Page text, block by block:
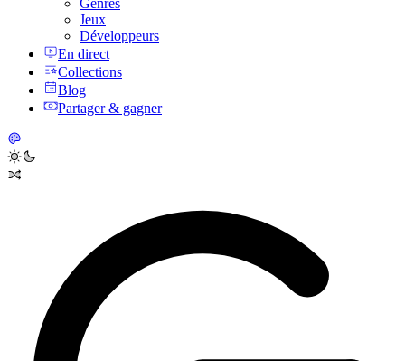
Jeux
Développeurs
En direct
Collections
Blog
Partager & gagner